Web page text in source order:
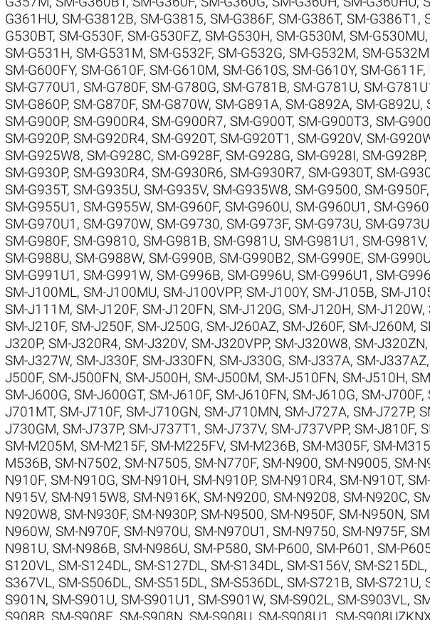
G361HU, SM-G3812B, SM-G3815, SM-G386F, SM-G386T, SM-G386T1 ,
G530BT, SM-G530F, SM-G530FZ, SM-G530H, SM-G530M, SM-G530MU,
SM-G531H, SM-G531M, SM-G532F, SM-G532G, SM-G532M, SM-
SM-G600FY, SM-G610F, SM-G610M, SM-G610S, SM-G610Y, SM-G611F,
SM-G770U1 , SM-G780F, SM-G780G, SM-G781B, SM-G781U, SM-
SM-G860P, SM-G870F, SM-G870W, SM-G891A, SM-G892A, SM-G892U,
SM-G900P, SM-G900R4, SM-G900R7, SM-G900T, SM-G900T3, SM-
SM-G920P, SM-G920R4, SM-G920T, SM-G920T1 , SM-G920V, SM-
SM-G925W8, SM-G928C, SM-G928F, SM-G928G, SM-G928I, SM-G928P,
SM-G930P, SM-G930R4, SM-G930R6, SM-G930R7, SM-G930T, SM-
SM-G935T, SM-G935U, SM-G935V, SM-G935W8, SM-G9500, SM-G950F,
SM-G955U1 , SM-G955W, SM-G960F, SM-G960U, SM-G960U1 , SM-
SM-G970U1 , SM-G970W, SM-G9730, SM-G973F, SM-G973U, SM-
SM-G980F, SM-G9810, SM-G981B, SM-G981U, SM-G981U1 , SM-G981V,
SM-G988U, SM-G988W, SM-G990B, SM-G990B2, SM-G990E, SM-G990U
SM-G991U1 , SM-G991W, SM-G996B, SM-G996U, SM-G996U1 , SM-
SM-J100ML, SM-J100MU, SM-J100VPP, SM-J100Y, SM-J105B, SM-
SM-J111M, SM-J120F, SM-J120FN, SM-J120G, SM-J120H, SM-J120W,
SM-J210F, SM-J250F, SM-J250G, SM-J260AZ, SM-J260F, SM-J260M,
J320P, SM-J320R4, SM-J320V, SM-J320VPP, SM-J320W8, SM-J320ZN,
SM-J327W, SM-J330F, SM-J330FN, SM-J330G, SM-J337A, SM-J337AZ,
J500F, SM-J500FN, SM-J500H, SM-J500M, SM-J510FN, SM-J510H,
SM-J600G, SM-J600GT, SM-J610F, SM-J610FN, SM-J610G, SM-J700F,
J701MT, SM-J710F, SM-J710GN, SM-J710MN, SM-J727A, SM-J727P,
J730GM, SM-J737P, SM-J737T1 , SM-J737V, SM-J737VPP, SM-J810F,
SM-M205M, SM-M215F, SM-M225FV, SM-M236B, SM-M305F, SM-
M536B, SM-N7502, SM-N7505, SM-N770F, SM-N900, SM-N9005, SM-
N910F, SM-N910G, SM-N910H, SM-N910P, SM-N910R4, SM-N910T,
N915V, SM-N915W8, SM-N916K, SM-N9200, SM-N9208, SM-N920C,
N920W8, SM-N930F, SM-N930P, SM-N9500, SM-N950F, SM-N950N,
N960W, SM-N970F, SM-N970U, SM-N970U1 , SM-N9750, SM-N975F,
N981U, SM-N986B, SM-N986U, SM-P580, SM-P600, SM-P601 , SM-
S120VL, SM-S124DL, SM-S127DL, SM-S134DL, SM-S156V, SM-S215DL,
S367VL, SM-S506DL, SM-S515DL, SM-S536DL, SM-S721B, SM-S721U,
S901N, SM-S901U, SM-S901U1 , SM-S901W, SM-S902L, SM-S903VL,